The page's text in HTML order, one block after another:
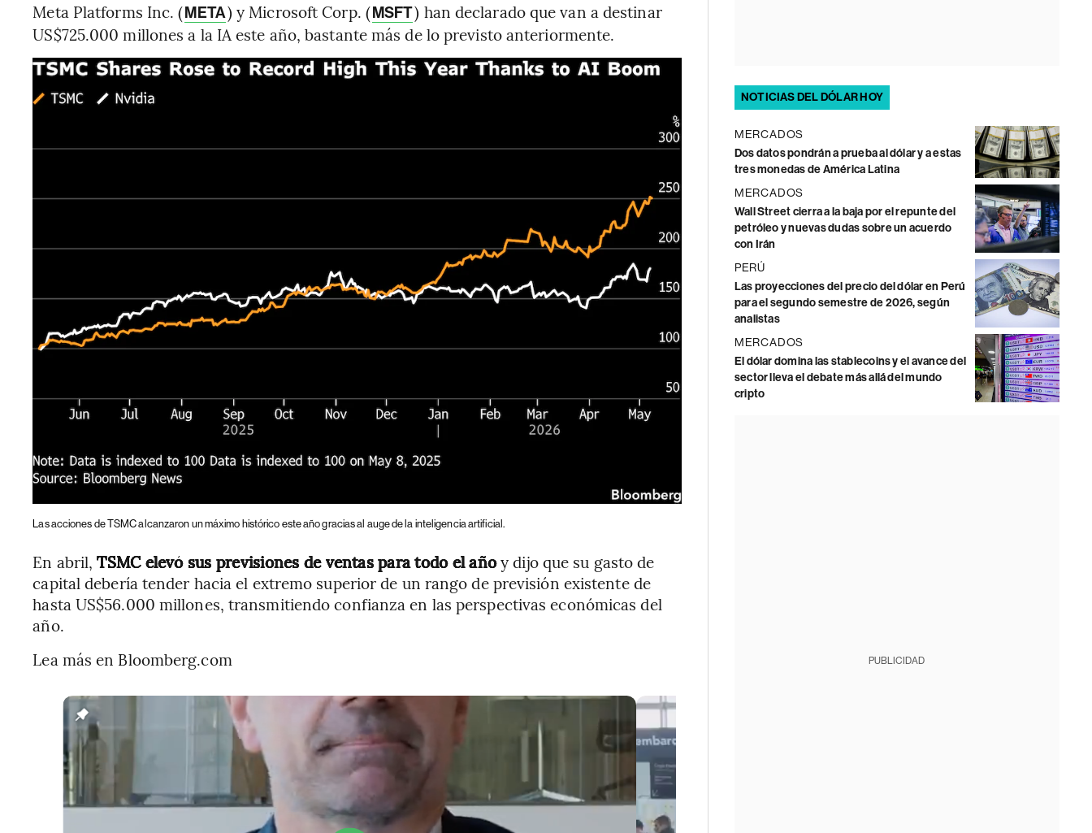
Meta Platforms Inc. (META) y Microsoft Corp. (MSFT) han declarado que van a destinar
US$725.000 millones a la IA este año, bastante más de lo previsto anteriormente.
Las acciones de TSMC alcanzaron un máximo histórico este año gracias al auge de la inteligencia artificial.
En abril,TSMC elevó sus previsiones de ventas para todo el añoy dijo que su gasto de
capital debería tender hacia el extremo superior de un rango de previsión existente de
hasta US$56.000 millones, transmitiendo confianza en las perspectivas económicas del
año.
Lea más en Bloomberg.com
NOTICIAS DEL DÓLAR HOY
MERCADOS
Dos datos pondrán a prueba al dólar y a estas
tres monedas de América Latina
MERCADOS
Wall Street cierra a la baja por el repunte del
petróleo y nuevas dudas sobre un acuerdo
con Irán
PERÚ
Las proyecciones del precio del dólar en Perú
para el segundo semestre de 2026, según
analistas
MERCADOS
El dólar domina las stablecoins y el avance del
sector lleva el debate más allá del mundo
cripto
PUBLICIDAD